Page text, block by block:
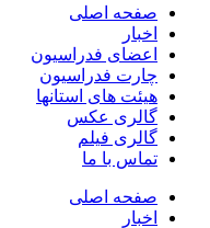
اصلی
فدراسیون
فدراسیون
های استانها
عکس
فیلم
با ما
اصلی